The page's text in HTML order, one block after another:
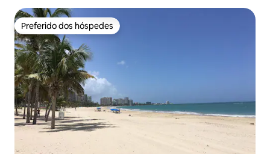
Preferido dos hóspedes
Preferido dos hóspedes